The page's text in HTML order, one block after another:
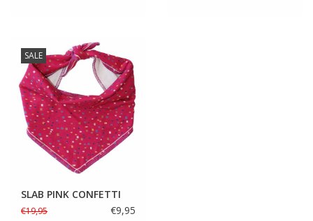
SALE
SLAB PINK CONFETTI
€19,95 €9,95